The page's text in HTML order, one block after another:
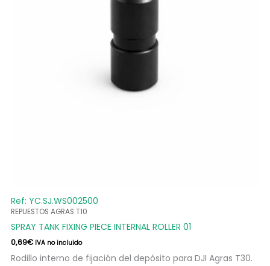
Ref: YC.SJ.WS002500
REPUESTOS AGRAS T10
SPRAY TANK FIXING PIECE INTERNAL ROLLER 01
0,69€ IVA no incluido
Rodillo interno de fijación del depósito para DJI Agras T30.